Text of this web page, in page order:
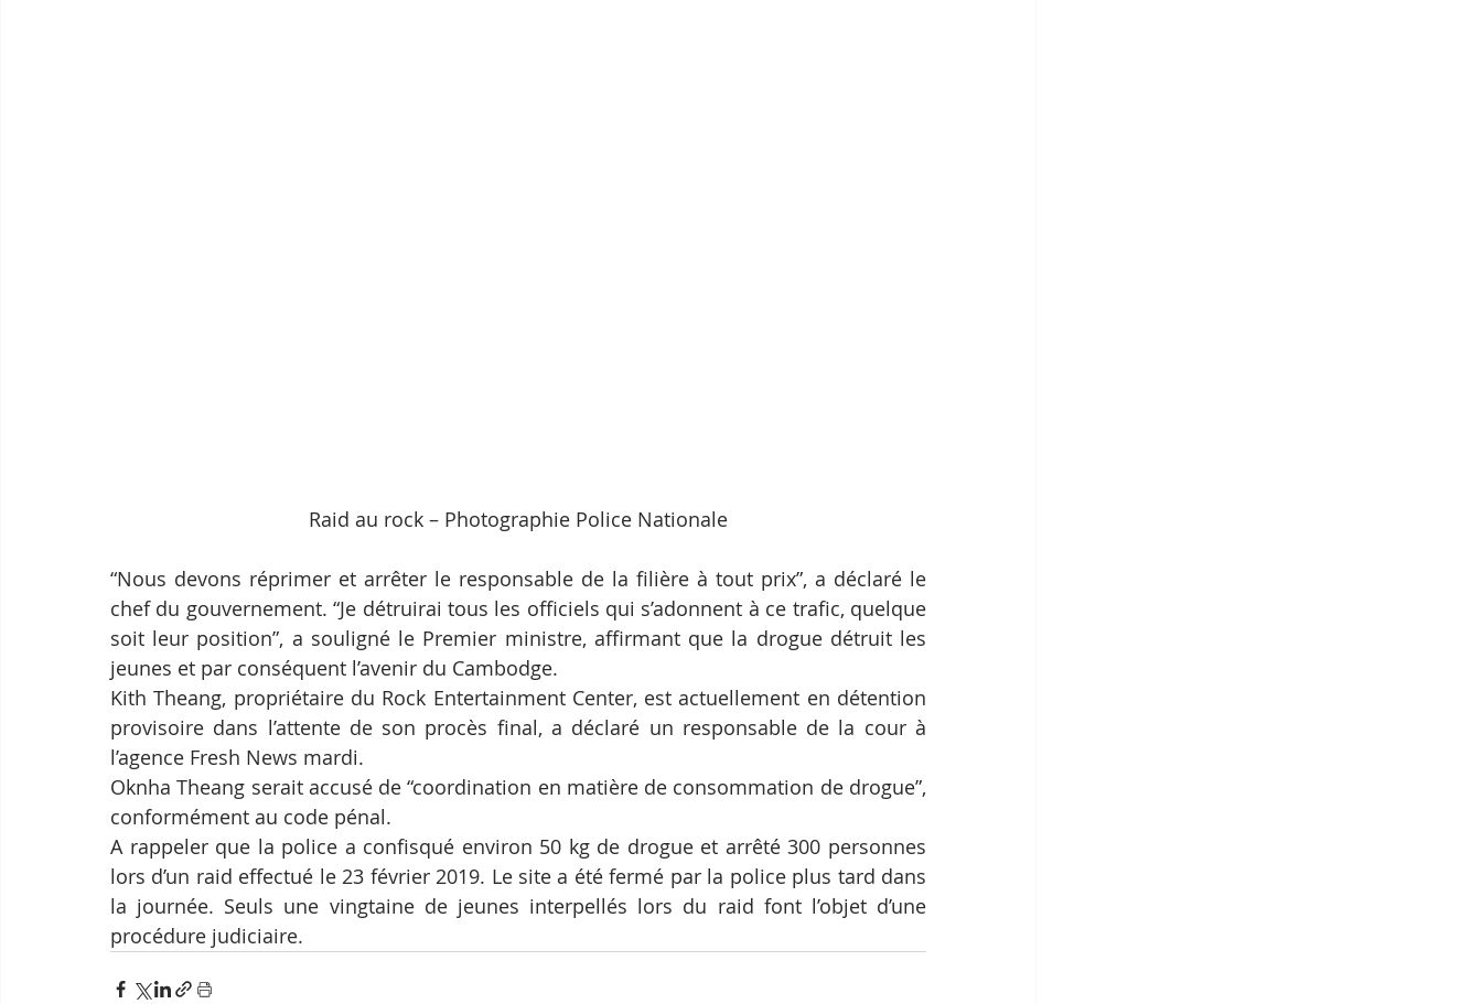
Raid au rock – Photographie Police Nationale
“Nous devons réprimer et arrêter le responsable de la filière à tout prix”, a déclaré le
chef du gouvernement. “Je détruirai tous les officiels qui s’adonnent à ce trafic, quelque
soit leur position”, a souligné le Premier ministre, affirmant que la drogue détruit les
jeunes et par conséquent l’avenir du Cambodge.
Kith Theang, propriétaire du Rock Entertainment Center, est actuellement en détention
provisoire dans l’attente de son procès final, a déclaré un responsable de la cour à
l’agence Fresh News mardi.
Oknha Theang serait accusé de “coordination en matière de consommation de drogue”,
conformément au code pénal.
A rappeler que la police a confisqué environ 50 kg de drogue et arrêté 300 personnes
lors d’un raid effectué le 23 février 2019. Le site a été fermé par la police plus tard dans
la journée. Seuls une vingtaine de jeunes interpellés lors du raid font l’objet d’une
procédure judiciaire.